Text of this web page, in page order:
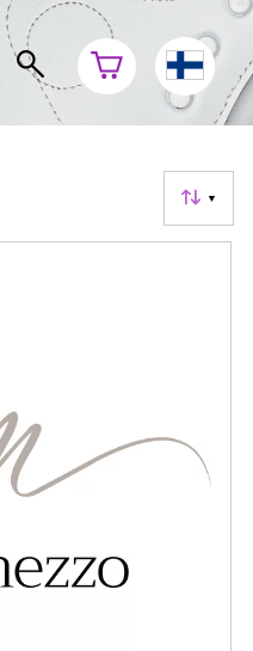
▼